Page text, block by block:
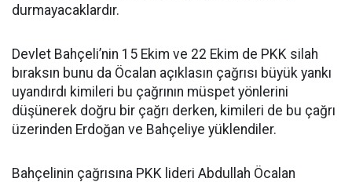
durmayacaklardır.
Devlet Bahçeli’nin 15 Ekim ve 22 Ekim de PKK silah
bıraksın bunu da Öcalan açıklasın çağrısı büyük yankı
uyandırdı kimileri bu çağrının müspet yönlerini
düşünerek doğru bir çağrı derken, kimileri de bu çağrı
üzerinden Erdoğan ve Bahçeliye yüklendiler.
Bahçelinin çağrısına PKK lideri Abdullah Öcalan